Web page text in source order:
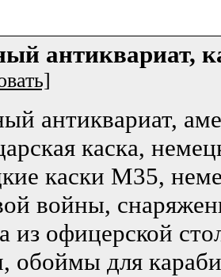
антиквариат,
антиквариат,
каска,
каски М35,
войны,
из офицерской
обоймы для